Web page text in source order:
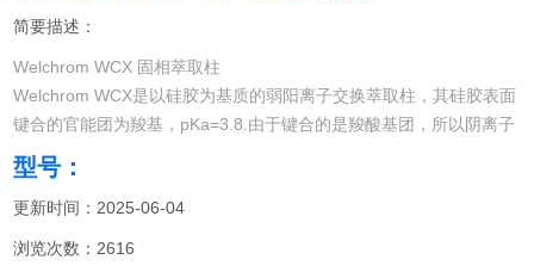
简要描述：
Welchrom WCX 固相萃取柱
Welchrom WCX是以硅胶为基质的弱阳离子交换萃取柱，其硅胶表面
键合的官能团为羧基，pKa=3.8.由于键合的是羧酸基团，所以阴离子
交换的作用不至于太强烈，因为不需要用碱性很强的洗脱溶剂洗脱目
标化合物。
型号：
更新时间：2025-06-04
浏览次数：2616